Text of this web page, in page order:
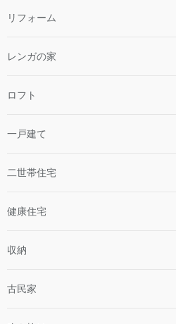
リフォーム
レンガの家
ロフト
一戸建て
二世帯住宅
健康住宅
収納
古民家